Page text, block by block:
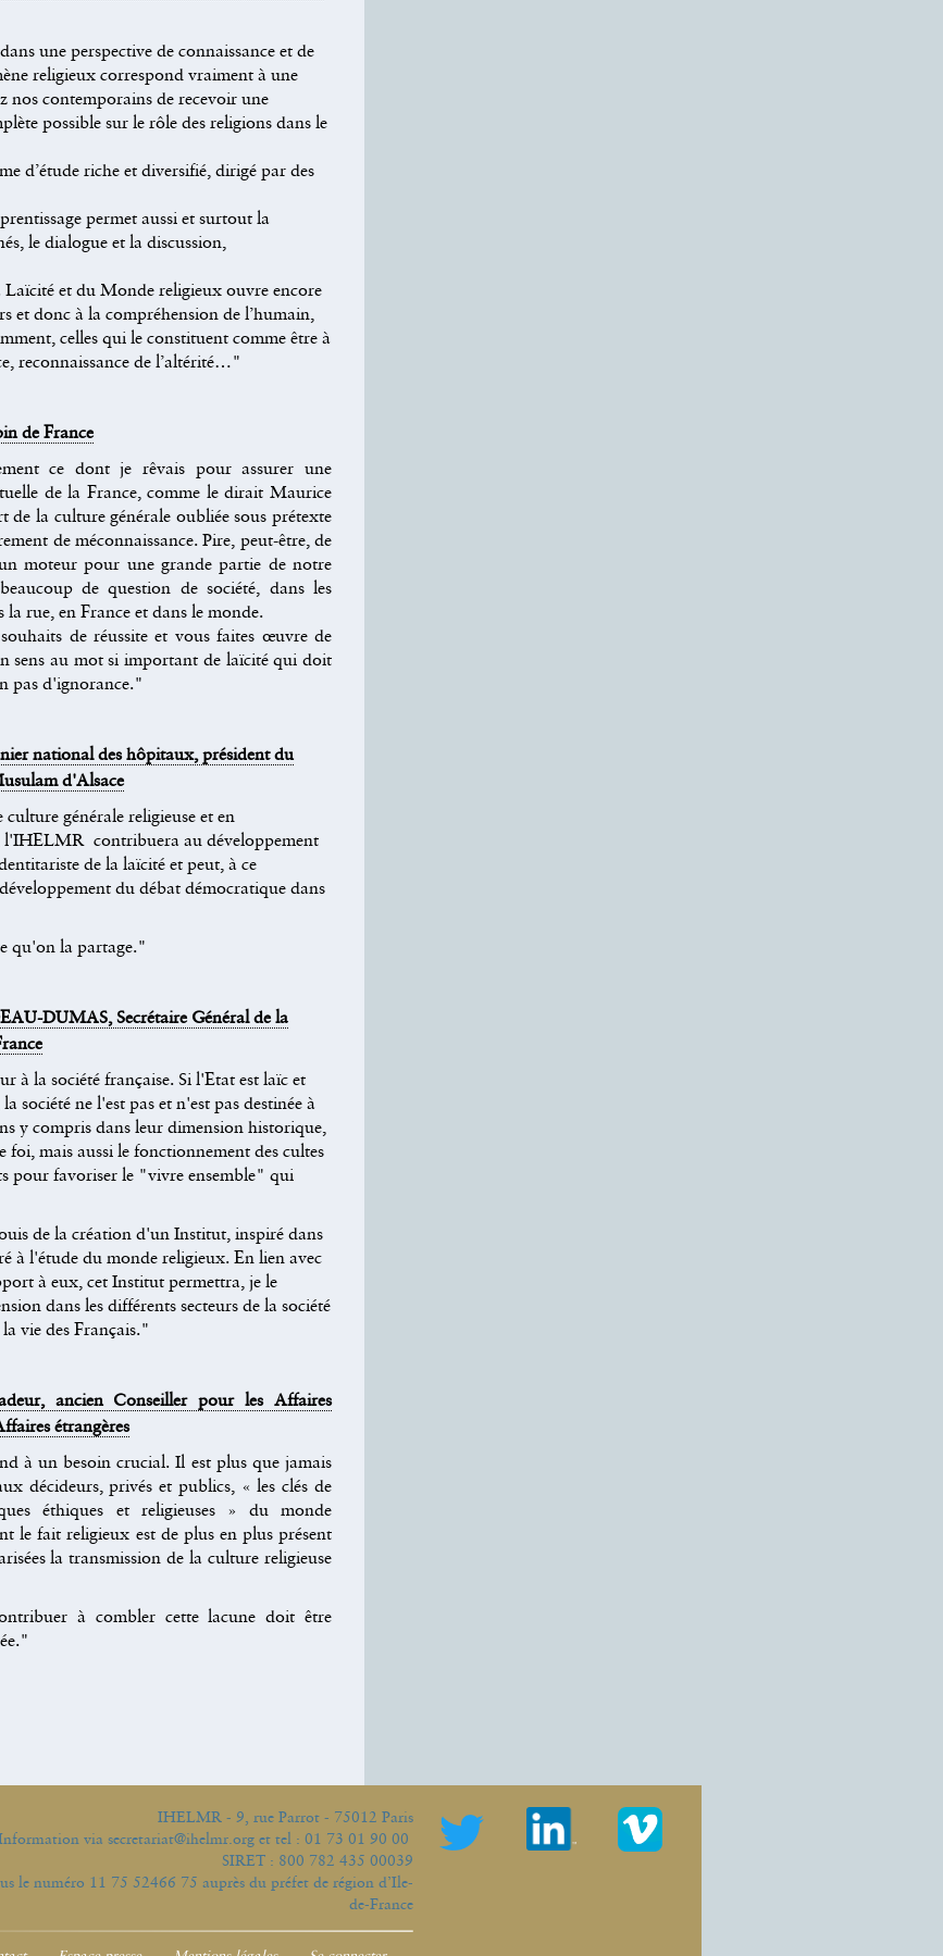
une perspective de connaissance et de
religieux correspond vraiment à une
nos contemporains de recevoir une
possible sur le rôle des religions dans le
d’étude riche et diversifié, dirigé par des
permet aussi et surtout la
le dialogue et la discussion,
Laïcité et du Monde religieux ouvre encore
et donc à la compréhension de l’humain,
celles qui le constituent comme être à
reconnaissance de l’altérité…"
de France
ce dont je rêvais pour assurer une
de la France, comme le dirait Maurice
de la culture générale oubliée sous prétexte
de méconnaissance. Pire, peut-être, de
moteur pour une grande partie de notre
de question de société, dans les
rue, en France et dans le monde.
de réussite et vous faites œuvre de
sens au mot si important de laïcité qui doit
pas d'ignorance."
national des hôpitaux, président du
d'Alsace
générale religieuse et en
l'IHELMR contribuera au développement
de la laïcité et peut, à ce
du débat démocratique dans
qu'on la partage."
DUMAS, Secrétaire Général de la
à la société française. Si l'Etat est laïc et
société ne l'est pas et n'est pas destinée à
y compris dans leur dimension historique,
foi, mais aussi le fonctionnement des cultes
pour favoriser le "vivre ensemble" qui
de la création d'un Institut, inspiré dans
à l'étude du monde religieux. En lien avec
à eux, cet Institut permettra, je le
dans les différents secteurs de la société
vie des Français."
ancien Conseiller pour les Affaires
étrangères
à un besoin crucial. Il est plus que jamais
décideurs, privés et publics, « les clés de
éthiques et religieuses » du monde
le fait religieux est de plus en plus présent
la transmission de la culture religieuse
à combler cette lacune doit être
IHELMR - 9, rue Parrot - 75012 Paris
via secretariat@ihelmr.org et tel : 01 73 01 90 00
SIRET : 800 782 435 00039
le numéro 11 75 52466 75 auprès du préfet de région d’Ile-
de-France